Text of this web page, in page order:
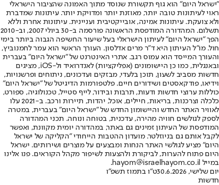
"ישראל היום" הוא גוף תקשורת שנוסד מתוך האמונה שהציבור הישראלי
ראוי לעיתונות טובה יותר, מאוזנת יותר ומדויקת יותר. עיתונות שמדברת
ולא צועקת. עיתונות אמינה, אובייקטיבית ועניינית. עיתונות אחרת וללא
תשלום. המהדורה המודפסת הראשונה פורסמה ב-30 ביולי 2007, וב-2010
הפך "ישראל היום" לעיתון הישראלי בעל שיעור החשיפה הגבוה ביותר בימי
חול. מו"ל העיתון היא ד"ר מרים אדלסון. העורך הראשי הוא עמר לחמנוביץ,
והעורך המייסד הוא עמוס רגב. אתרי האינטרנט של "ישראל היום" בעברית
ובאנגלית, כמו כן היישומונים (אפליקציות) לאנדרואיד ול-iOS, מציגים
חדשות מסביב לשעון, תוכן בלעדי, מבזקים ועדכונים, ניתוחים ופרשנויות,
וידיאו, פודקאסטים ושידורים חיים. פלטפורמות הדיגיטל של "ישראל היום"
כוללות ערוצי חדשות ודעות, תרבות ובידור, לייף סטייל, טכנולוגיה, ספורט,
כלכלה וצרכנות, בריאות, חיילים, אוכל, יהדות, תיירות ורכב. ב-2021 עלו
לאוויר האתר החדש והיישומון החדש של "ישראל היום" בעברית, במטרה
לספק לגולשים חוויה מהירה, עדכנית, בטוחה ונוחה. תכני המהדורה
המודפסת של העיתון זמינים גם באתר, במהדורה יומית מקוונת, ואפשר
לקבל אותם גם בניוזלטר. מועדון ההטבות הייחודי "הקליקה של ישראל
היום" מציע לגולשי האתר הנחות ומבצעים על מוצרים ושירותים. ישראל
היום פתוח להערות, לביקורת ולהצעות לשיפור מקהל הקוראים. פנו אלינו
במייל hayom@israelhayom.co.il.
יום שלישי, 30.6.2026
ט"ו בתמוז תשפ"ו
חדשות